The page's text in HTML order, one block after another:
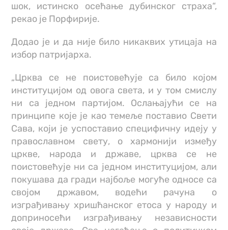
шок, истинско осећање дубинског страха“,
рекао је Порфирије.
Додао је и да није било никаквих утицаја на
избор патријарха.
„Црква се не поистовећује са било којом
институцијом од овога света, и у том смислу
ни са једном партијом. Ослањајући се на
принципе које је као темеље поставио Свети
Сава, који је успоставио специфичну идеју у
православном свету, о хармонији између
цркве, народа и државе, црква се не
поистовећује ни са једном институцијом, али
покушава да гради најбоље могуће односе са
својом државом, водећи рачуна о
изграђивању хришћанског етоса у народу и
доприносећи изграђивању независности